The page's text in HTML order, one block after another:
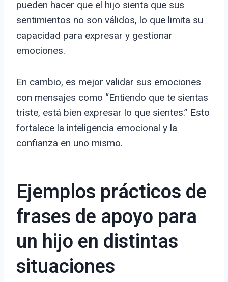
pueden hacer que el hijo sienta que sus
sentimientos no son válidos, lo que limita su
capacidad para expresar y gestionar
emociones.
En cambio, es mejor validar sus emociones
con mensajes como “Entiendo que te sientas
triste, está bien expresar lo que sientes.” Esto
fortalece la inteligencia emocional y la
confianza en uno mismo.
Ejemplos prácticos de
frases de apoyo para
un hijo en distintas
situaciones